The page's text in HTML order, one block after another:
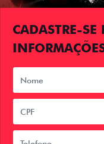
CADASTRE-SE